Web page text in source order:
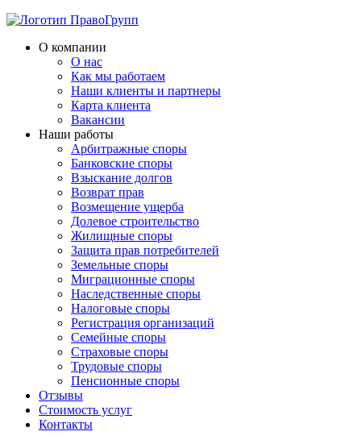
О компании
О нас
Как мы работаем
Наши клиенты и партнеры
Карта клиента
Вакансии
Наши работы
Арбитражные споры
Банковские споры
Взыскание долгов
Возврат прав
Возмещение ущерба
Долевое строительство
Жилищные споры
Защита прав потребителей
Земельные споры
Миграционные споры
Наследственные споры
Налоговые споры
Регистрация организаций
Семейные споры
Страховые споры
Трудовые споры
Пенсионные споры
Отзывы
Стоимость услуг
Контакты